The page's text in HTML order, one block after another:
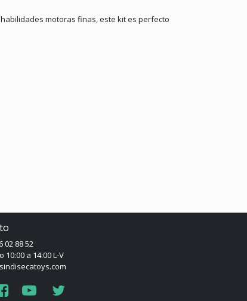
motoras finas, este kit es perfecto
02 88 52
10:00 a 14:00 L-V